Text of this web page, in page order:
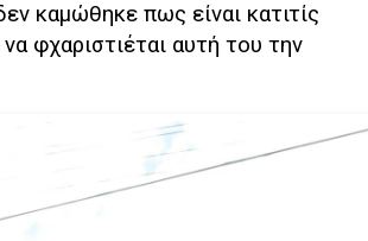
καμώθηκε πως είναι κατιτίς
φχαριστιέται αυτή του την